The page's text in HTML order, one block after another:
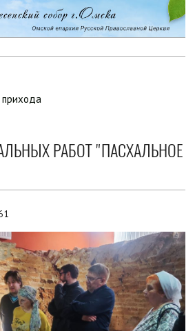
РАБОТ "ПАСХАЛЬНОЕ